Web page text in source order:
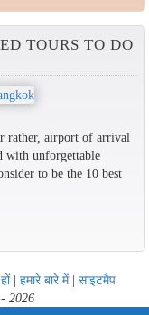
TOURS TO DO
airport of arrival
unforgettable
to be the 10 best
| हमारे बारे में| साइटमैप
2026